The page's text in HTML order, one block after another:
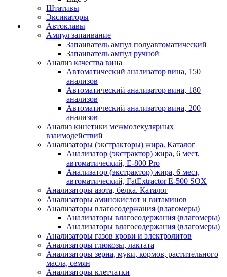
Штативы
Эксикаторы
Автоклавы
Ампул запаивание
Запаиватель ампул полуавтоматический
Запаиватель ампул ручной
Анализ качества вина
Автоматический анализатор вина, 150
анализов
Автоматический анализатор вина, 180
анализов
Автоматический анализатор вина, 200
анализов
Анализ кинетики межмолекулярных
взаимодействий
Анализаторы (экстракторы) жира. Каталог
Анализатор (экстрактор) жира, 6 мест,
автоматический, E-800 Pro
Анализатор (экстрактор) жира, 6 мест,
автоматический, FatExtractor E-500 SOX
Анализаторы азота, белка. Каталог
Анализаторы аминокислот и витаминов
Анализаторы влагосодержания (влагомеры)
Анализаторы влагосодержания (влагомеры)
Анализаторы влагосодержания (влагомеры)
Анализаторы газов крови и электролитов
Анализаторы глюкозы, лактата
Анализаторы зерна, муки, кормов, растительного
масла, семян
Анализаторы клетчатки